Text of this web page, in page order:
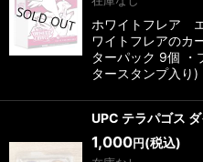
並び順:
絞
ホワイトフレア
ワイトフレアのカ
ターパック 9個 ・
タースタンプ入り
UPC テラパゴス
1,000円 (税込)